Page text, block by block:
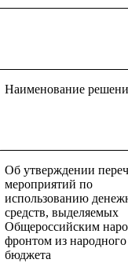
Наименование
Об утверждении
мероприятий по
использованию
средств, выделяемых
Общероссийским
фронтом из народного
бюджета